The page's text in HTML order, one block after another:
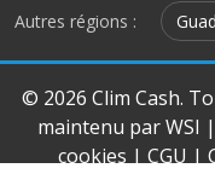
Autres régions :
© 2026 Clim Cash.
maintenu parWSI |
cookies | CGU |